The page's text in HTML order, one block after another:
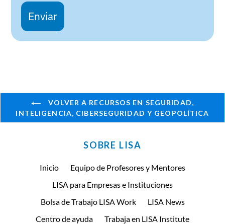
Enviar
VOLVER A RECURSOS EN SEGURIDAD,
INTELIGENCIA, CIBERSEGURIDAD Y GEOPOLÍTICA
SOBRE LISA
Inicio
Equipo de Profesores y Mentores
LISA para Empresas e Instituciones
Bolsa de Trabajo LISA Work
LISA News
Centro de ayuda
Trabaja en LISA Institute